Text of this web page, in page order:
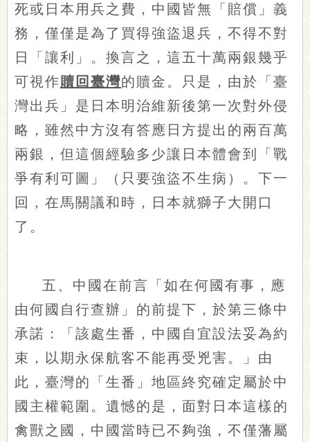
死或日本用兵之費，中國皆無「賠償」義
務，僅僅是為了買得強盜退兵，不得不對
日「讓利」。換言之，這五十萬兩銀幾乎
可視作贖回臺灣的贖金。只是，由於「臺
灣出兵」是日本明治維新後第一次對外侵
略，雖然中方沒有答應日方提出的兩百萬
兩銀，但這個經驗多少讓日本體會到「戰
爭有利可圖」（只要強盜不生病）。下一
回，在馬關議和時，日本就獅子大開口
了。
五、中國在前言「如在何國有事，應
由何國自行查辦」的前提下，於第三條中
承諾：「該處生番，中國自宜設法妥為約
束，以期永保航客不能再受兇害。」由
此，臺灣的「生番」地區終究確定屬於中
國主權範圍。遺憾的是，面對日本這樣的
禽獸之國，中國當時已不夠強，不僅藩屬